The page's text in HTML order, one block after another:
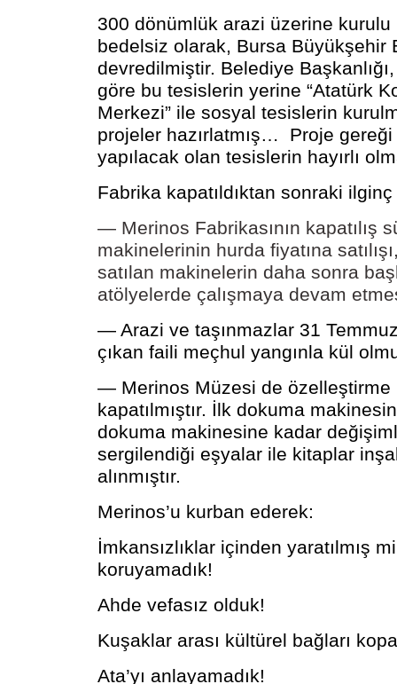
300 dönümlük arazi üzerine
bedelsiz olarak, Bursa Büyükşehir
devredilmiştir. Belediye
göre bu tesislerin yerine “Atatürk
Merkezi” ile sosyal tesislerin
projeler hazırlatmış… Proje gereği
yapılacak olan tesislerin hayırlı
Fabrika kapatıldıktan sonraki
— Merinos Fabrikasının kapatılış
makinelerinin hurda fiyatına
satılan makinelerin daha sonra
atölyelerde çalışmaya devam
— Arazi ve taşınmazlar 31
çıkan faili meçhul yangınla kül
— Merinos Müzesi de özelleştirme
kapatılmıştır. İlk dokuma
dokuma makinesine kadar
sergilendiği eşyalar ile kitaplar
alınmıştır.
Merinos’u kurban ederek:
İmkansızlıklar içinden yaratılmış
koruyamadık!
Ahde vefasız olduk!
Kuşaklar arası kültürel bağları
Ata’yı anlayamadık!